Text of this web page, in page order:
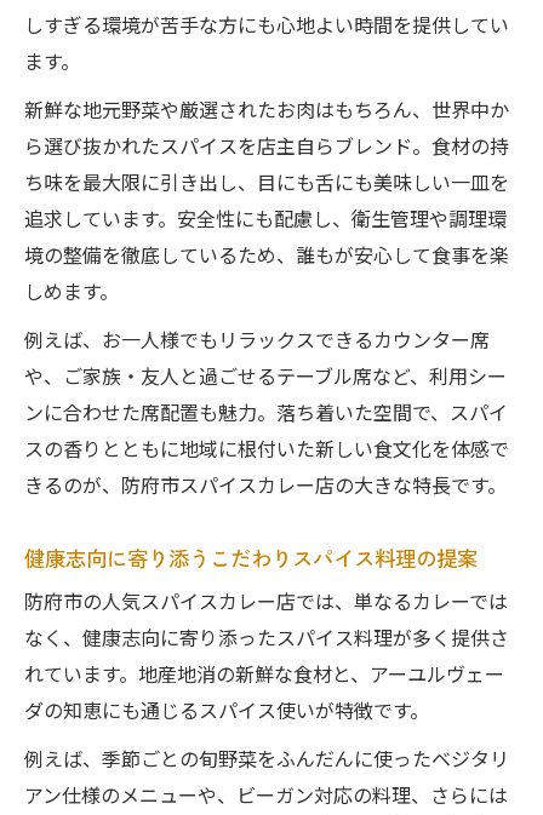
しすぎる環境が苦手な方にも心地よい時間を提供してい
ます。
新鮮な地元野菜や厳選されたお肉はもちろん、世界中か
ら選び抜かれたスパイスを店主自らブレンド。食材の持
ち味を最大限に引き出し、目にも舌にも美味しい一皿を
追求しています。安全性にも配慮し、衛生管理や調理環
境の整備を徹底しているため、誰もが安心して食事を楽
しめます。
例えば、お一人様でもリラックスできるカウンター席
や、ご家族・友人と過ごせるテーブル席など、利用シー
ンに合わせた席配置も魅力。落ち着いた空間で、スパイ
スの香りとともに地域に根付いた新しい食文化を体感で
きるのが、防府市スパイスカレー店の大きな特長です。
健康志向に寄り添うこだわりスパイス料理の提案
防府市の人気スパイスカレー店では、単なるカレーでは
なく、健康志向に寄り添ったスパイス料理が多く提供さ
れています。地産地消の新鮮な食材と、アーユルヴェー
ダの知恵にも通じるスパイス使いが特徴です。
例えば、季節ごとの旬野菜をふんだんに使ったベジタリ
アン仕様のメニューや、ビーガン対応の料理、さらには